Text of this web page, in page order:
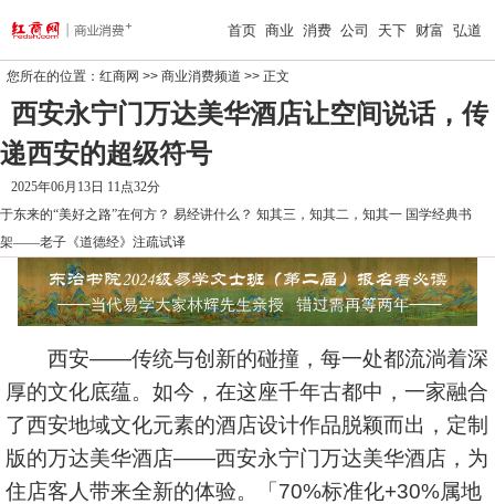
首页 商业 消费 公司 天下 财富 弘道
您所在的位置： 红商网 >> 商业消费频道 >> 正文
西安永宁门万达美华酒店让空间说话，传
递西安的超级符号
2025年06月13日 11点32分
于东来的“美好之路”在何方？ 易经讲什么？ 知其三，知其二，知其一 国学经典书
架——老子《道德经》注疏试译
西安——传统与创新的碰撞，每一处都流淌着深
厚的文化底蕴。如今，在这座千年古都中，一家融合
了西安地域文化元素的酒店设计作品脱颖而出，定制
版的万达美华酒店——西安永宁门万达美华酒店，为
住店客人带来全新的体验。「70%标准化+30%属地